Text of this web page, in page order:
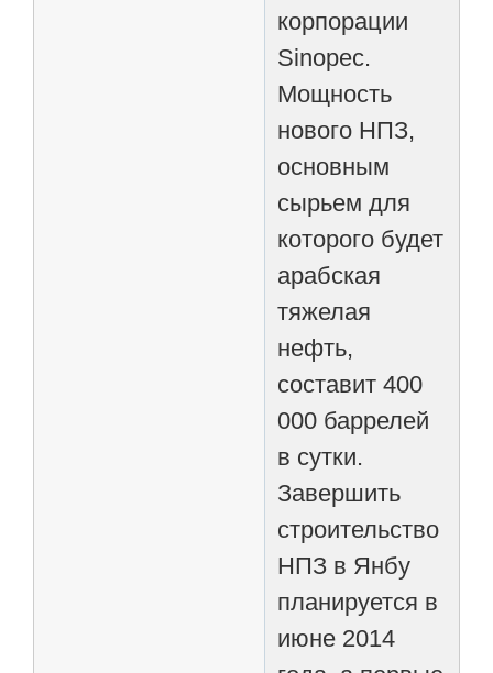
корпорации
Sinopec.
Мощность
нового НПЗ,
основным
сырьем для
которого будет
арабская
тяжелая
нефть,
составит 400
000 баррелей
в сутки.
Завершить
строительство
НПЗ в Янбу
планируется в
июне 2014